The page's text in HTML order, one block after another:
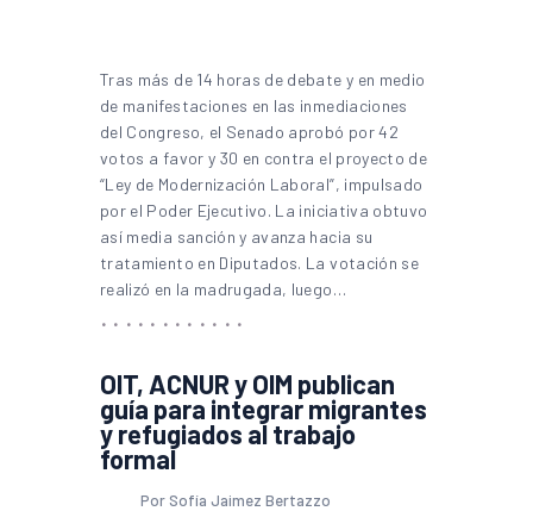
Tras más de 14 horas de debate y en medio
de manifestaciones en las inmediaciones
del Congreso, el Senado aprobó por 42
votos a favor y 30 en contra el proyecto de
“Ley de Modernización Laboral”, impulsado
por el Poder Ejecutivo. La iniciativa obtuvo
así media sanción y avanza hacia su
tratamiento en Diputados. La votación se
realizó en la madrugada, luego…
OIT, ACNUR y OIM publican
guía para integrar migrantes
y refugiados al trabajo
formal
Por Sofía Jaimez Bertazzo